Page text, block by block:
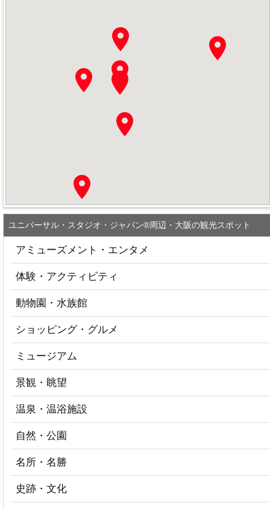
ユニバーサル・スタジオ・ジャパン®周辺・大阪の観光スポット
アミューズメント・エンタメ
体験・アクティビティ
動物園・水族館
ショッピング・グルメ
ミュージアム
景観・眺望
温泉・温浴施設
自然・公園
名所・名勝
史跡・文化